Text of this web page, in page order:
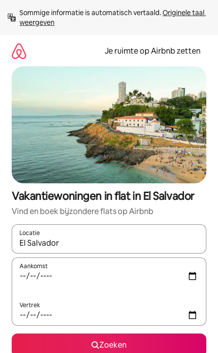
direct
naar
Sommige informatie is automatisch vertaald. Originele taal
weergeven
Je ruimte op Airbnb zetten
Vakantiewoningen in flat in El Salvador
Vind en boek bijzondere flats op Airbnb
Locatie
Wanneer er suggesties beschikbaar zijn, maak je een keuze
Aankomst
Vertrek
Zoeken